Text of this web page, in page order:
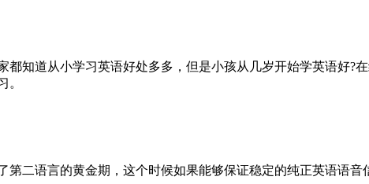
知道从小学习英语好处多多，但是小孩从几岁开始学英语好?
。
二语言的黄金期，这个时候如果能够保证稳定的纯正英语语